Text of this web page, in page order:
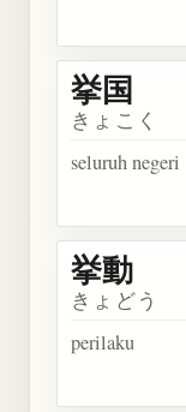
挙国
きょこく
seluruh negeri
挙動
きょどう
perilaku